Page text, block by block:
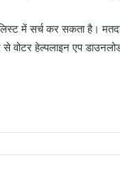
में सर्च कर सकता है।
से वोटर हेल्पलाइन एप